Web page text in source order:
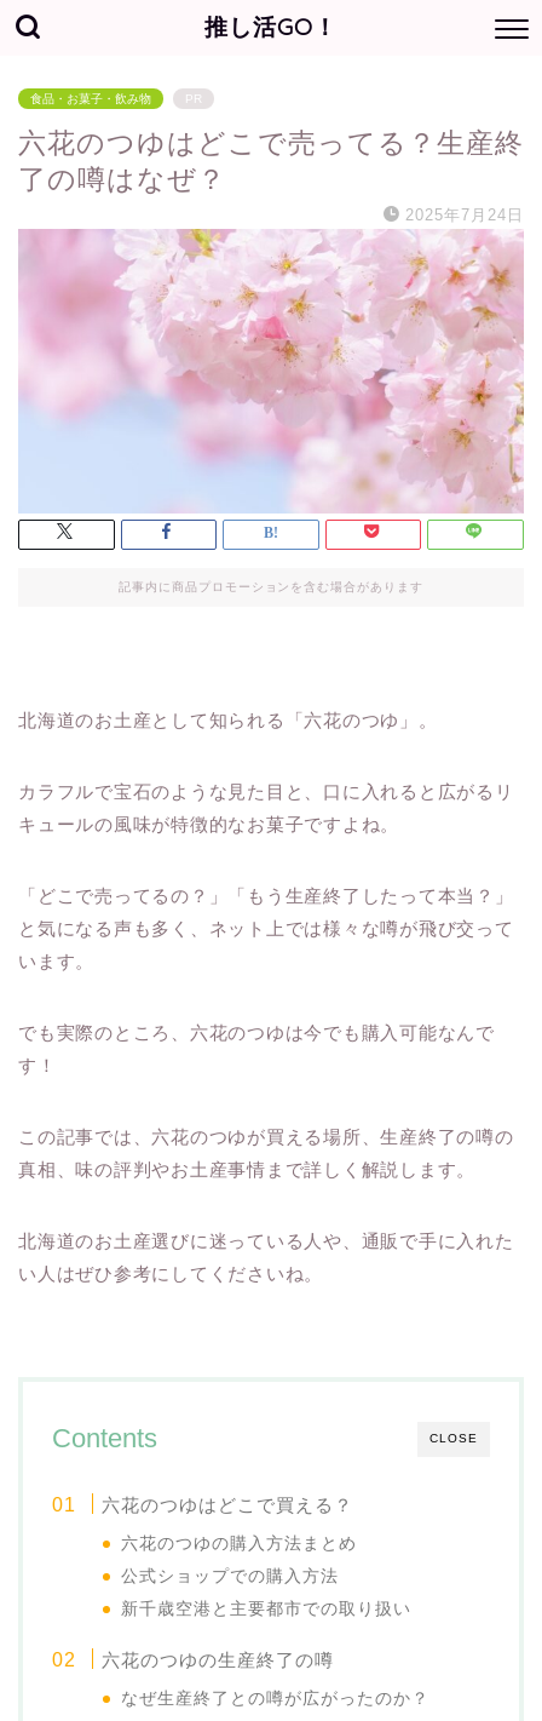
推し活GO！
食品・お菓子・飲み物 PR
六花のつゆはどこで売ってる？生産終
了の噂はなぜ？
2025年7月24日
記事内に商品プロモーションを含む場合があります
北海道のお土産として知られる「六花のつゆ」。
カラフルで宝石のような見た目と、口に入れると広がるリ
キュールの風味が特徴的なお菓子ですよね。
「どこで売ってるの？」「もう生産終了したって本当？」
と気になる声も多く、ネット上では様々な噂が飛び交って
います。
でも実際のところ、六花のつゆは今でも購入可能なんで
す！
この記事では、六花のつゆが買える場所、生産終了の噂の
真相、味の評判やお土産事情まで詳しく解説します。
北海道のお土産選びに迷っている人や、通販で手に入れた
い人はぜひ参考にしてくださいね。
CLOSE
Contents
六花のつゆはどこで買える？
六花のつゆの購入方法まとめ
公式ショップでの購入方法
新千歳空港と主要都市での取り扱い
六花のつゆの生産終了の噂
なぜ生産終了との噂が広がったのか？